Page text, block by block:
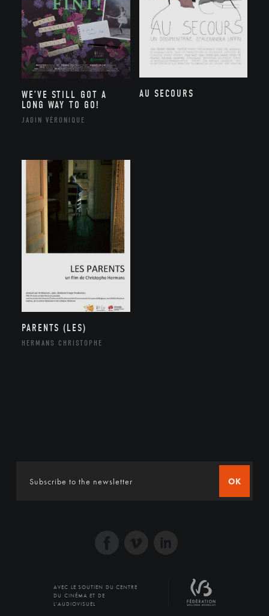
WE’VE STILL GOT A
LONG WAY TO GO!
JADIN VÉRONIQUE
AU SECOURS
PARENTS (LES)
HERMANS CHRISTOPHE
OK
AVEC LE SOUTIEN DU CENTRE
DU CINÉMA ET DE
L'AUDIOVISUEL